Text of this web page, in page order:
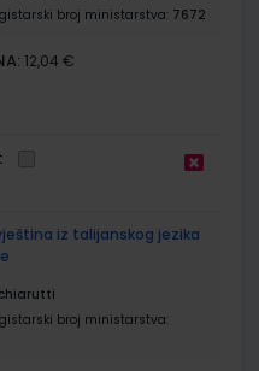
broj ministarstva: 7672
12,04 €
iz talijanskog jezika
broj ministarstva: